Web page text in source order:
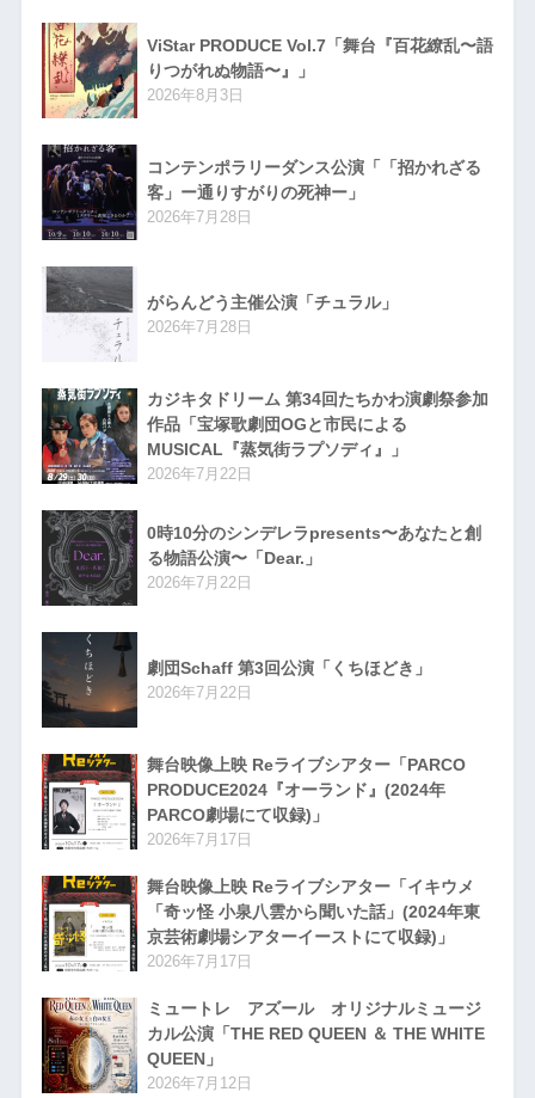
ViStar PRODUCE Vol.7「舞台『百花繚乱〜語
りつがれぬ物語〜』」
2026年8月3日
コンテンポラリーダンス公演「「招かれざる
客」ー通りすがりの死神ー」
2026年7月28日
がらんどう主催公演「チュラル」
2026年7月28日
カジキタドリーム 第34回たちかわ演劇祭参加
作品「宝塚歌劇団OGと市民による
MUSICAL『蒸気街ラプソディ』」
2026年7月22日
0時10分のシンデレラpresents〜あなたと創
る物語公演〜「Dear.」
2026年7月22日
劇団Schaff 第3回公演「くちほどき」
2026年7月22日
舞台映像上映 Reライブシアター「PARCO
PRODUCE2024『オーランド』(2024年
PARCO劇場にて収録)」
2026年7月17日
舞台映像上映 Reライブシアター「イキウメ
「奇ッ怪 小泉八雲から聞いた話」(2024年東
京芸術劇場シアターイーストにて収録)」
2026年7月17日
ミュートレ アズール オリジナルミュージ
カル公演「THE RED QUEEN ＆ THE WHITE
QUEEN」
2026年7月12日